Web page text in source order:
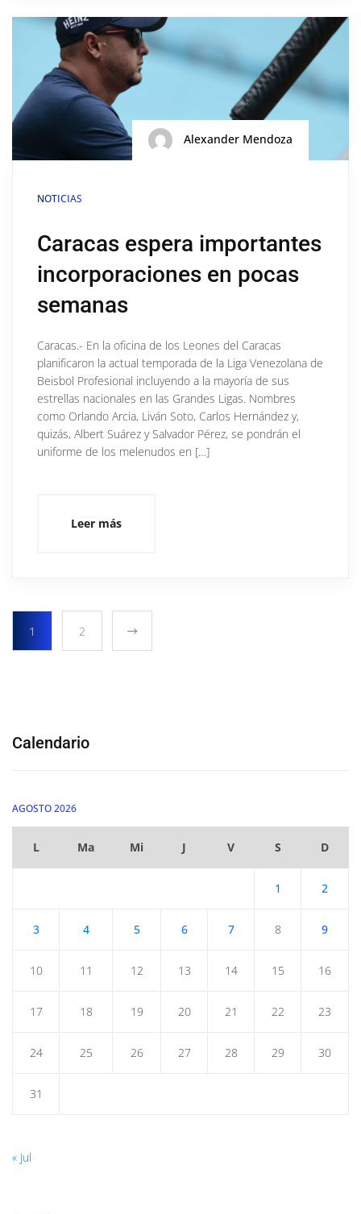
Alexander Mendoza
NOTICIAS
Caracas espera importantes
incorporaciones en pocas
semanas
Caracas.- En la oficina de los Leones del Caracas
planificaron la actual temporada de la Liga Venezolana de
Beisbol Profesional incluyendo a la mayoría de sus
estrellas nacionales en las Grandes Ligas. Nombres
como Orlando Arcia, Liván Soto, Carlos Hernández y,
quizás, Albert Suárez y Salvador Pérez, se pondrán el
uniforme de los melenudos en […]
Leer más
1 2
Calendario
AGOSTO 2026
L Ma Mi J V S D
1 2
3 4 5 6 7 8 9
10 11 12 13 14 15 16
17 18 19 20 21 22 23
24 25 26 27 28 29 30
31
« Jul